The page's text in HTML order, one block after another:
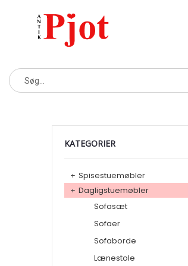
KATEGORIER
+ Spisestuemøbler
+ Dagligstuemøbler
Sofasæt
Sofaer
Sofaborde
Lænestole